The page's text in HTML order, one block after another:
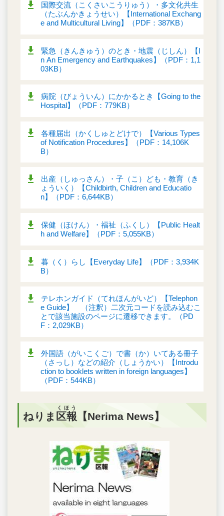
国際交流（こくさいこうりゅう）・多文化共生
（たぶんかきょうせい）【International Exchang
e and Multicultural Living】（PDF：387KB）
緊急（きんきゅう）のとき・地震（じしん）【I
n An Emergency and Earthquakes】（PDF：1,1
03KB）
病院（びょういん）にかかるとき【Going to the
Hospital】（PDF：779KB）
各種届出（かくしゅとどけで）【Various Types
of Notification Procedures】（PDF：14,106K
B）
出産（しゅっさん）・子（こ）ども・教育（き
ょういく）【Childbirth, Children and Educatio
n】（PDF：6,644KB）
保健（ほけん）・福祉（ふくし）【Public Healt
h and Welfare】（PDF：5,055KB）
暮（く）らし【Everyday Life】（PDF：3,934K
B）
テレホンガイド（てれほんがいど）【Telephon
e Guide】 （注釈）二次元コードを読み込むこ
とで該当施設のページに遷移できます。（PD
F：2,029KB）
外国語（がいこくご）で書（か）いてある冊子
（さっし）などの紹介（しょうかい）【Introdu
ction to booklets written in foreign languages】
（PDF：544KB）
ねりま 区報
くほう
【Nerima News】